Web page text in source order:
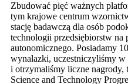
Zbudować pięć ważnych
tym krajowe centrum
stację badawczą dla osób
technologii przedsiębiorstw na
autonomicznego. Posiadamy
wynalazki, uczestniczyliśmy
i otrzymaliśmy liczne nagrody,
Science and Technology